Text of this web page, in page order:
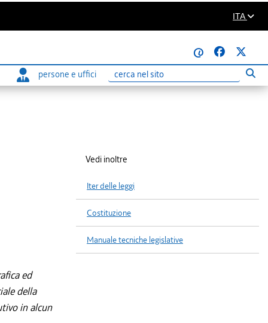
ITA
@
persone e uffici
Ricerca
ed
della
in alcun
Vedi inoltre
Iter delle leggi
Costituzione
Manuale tecniche legislative